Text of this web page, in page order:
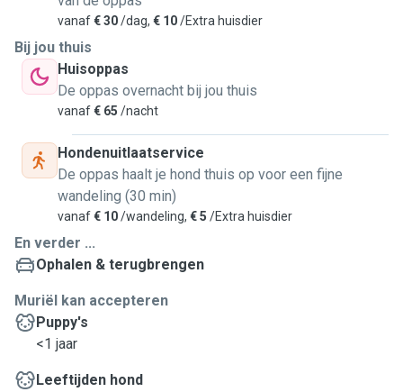
vanaf€ 30/dag, € 10/Extra huisdier
Bij jou thuis
Huisoppas
De oppas overnacht bij jou thuis
vanaf€ 65 /nacht
Hondenuitlaatservice
De oppas haalt je hond thuis op voor een fijne
wandeling (30 min)
vanaf€ 10/wandeling, € 5 /Extra huisdier
En verder ...
Ophalen & terugbrengen
Muriël kan accepteren
Puppy's
<1 jaar
Leeftijden hond